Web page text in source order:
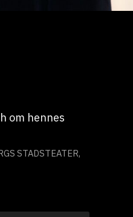
om hennes
STADSTEATER,